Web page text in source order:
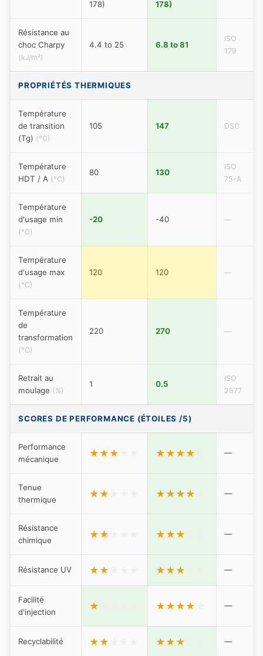
178)
178)
Résistance au
choc Charpy
(kJ/m²)
4.4 to 25 6.8 to 81
ISO
179
PROPRIÉTÉS THERMIQUES
Température
de transition
(Tg) (°C)
105 147 DSC
Température
HDT / A (°C)
80 130
ISO
75-A
Température
d'usage min
(°C)
-20 -40 —
Température
d'usage max
(°C)
120 120 —
Température
de
transformation
(°C)
220 270 —
Retrait au
moulage (%)
1 0.5
ISO
2577
SCORES DE PERFORMANCE (ÉTOILES /5)
Performance
mécanique
★ ★ ★ ★ ★ ★ ★ —
Tenue
thermique
★ ★ ★ ★ ★ ★ —
Résistance
chimique
★ ★ ★ ★ ★ —
Résistance UV ★ ★ ★ ★ ★ —
Facilité
d'injection
★ ★ ★ ★ ★ —
Recyclabilité ★ ★ ★ ★ ★ —